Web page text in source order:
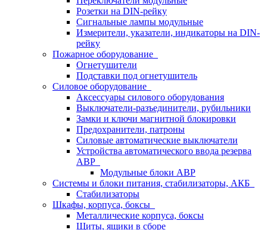
Розетки на DIN-рейку
Сигнальные лампы модульные
Измерители, указатели, индикаторы на DIN-
рейку
Пожарное оборудование
Огнетушители
Подставки под огнетушитель
Силовое оборудование
Аксессуары силового оборудования
Выключатели-разъединители, рубильники
Замки и ключи магнитной блокировки
Предохранители, патроны
Силовые автоматические выключатели
Устройства автоматического ввода резерва
АВР
Модульные блоки АВР
Системы и блоки питания, стабилизаторы, АКБ
Стабилизаторы
Шкафы, корпуса, боксы
Металлические корпуса, боксы
Щиты, ящики в сборе